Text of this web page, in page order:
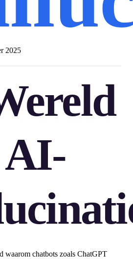
2025
AI-
waarom chatbots zoals ChatGPT